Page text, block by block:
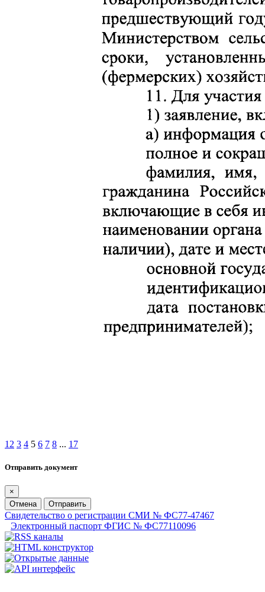
1 2 3 4 5 6 7 8 ... 17
Отправить документ
×
Отмена
Отправить
Свидетельство о регистрации СМИ № ФС77-47467
Электронный паспорт ФГИС № ФС77110096